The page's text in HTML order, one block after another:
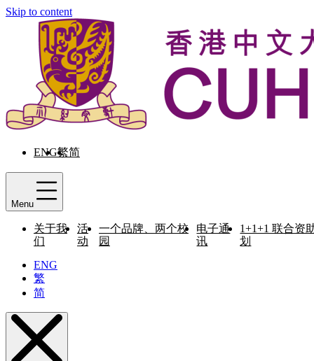
Skip to content
ENG繁简
Menu
关于我
们
活
动
一个品牌、两个校
园
电子通
讯
1+1+1 联合资
划
ENG
繁
简